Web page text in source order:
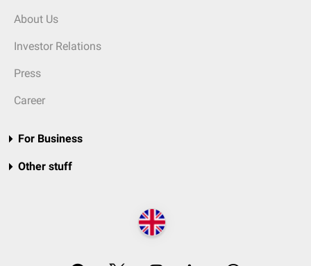
About Us
Investor Relations
Press
Career
For Business
Other stuff